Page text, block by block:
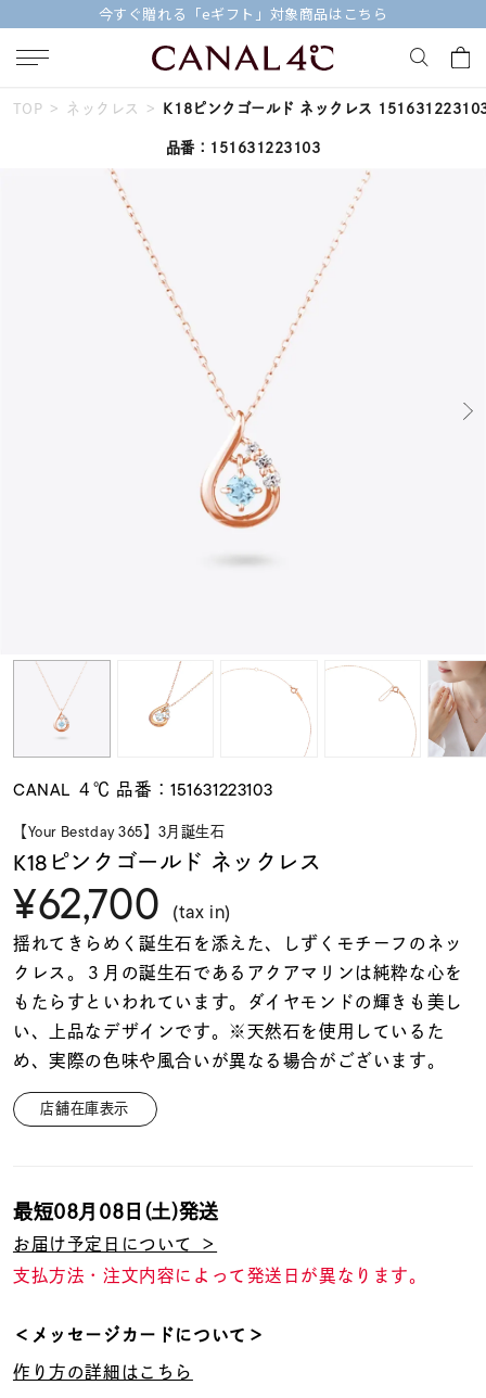
今すぐ贈れる「eギフト」対象商品はこちら
キーワードで検索する
人気検索キーワード
#ハーフエタニティリング
#ダイヤモンド ネックレス #eギフト
誕生石
モチーフ
ト
着用シーン
コレクション
レディース
メンズ
リングサイズ
価格 ¥0
TOP ネックレス K18ピンクゴールド ネックレス
品番：151631223103
CANAL ４℃ 品番：151631223103
【Your Bestday 365】3月誕生石
K18ピンクゴールド ネックレス
¥62,700 (tax in)
揺れてきらめく誕生石を添えた、しずくモチーフのネッ
クレス。３月の誕生石であるアクアマリンは純粋な心を
もたらすといわれています。ダイヤモンドの輝きも美し
い、上品なデザインです。※天然石を使用しているた
め、実際の色味や風合いが異なる場合がございます。
店舗在庫表示
最短08月08日(土)発送
お届け予定日について ＞
支払方法・注文内容によって発送日が異なります。
＜メッセージカードについて＞
作り方の詳細はこちら